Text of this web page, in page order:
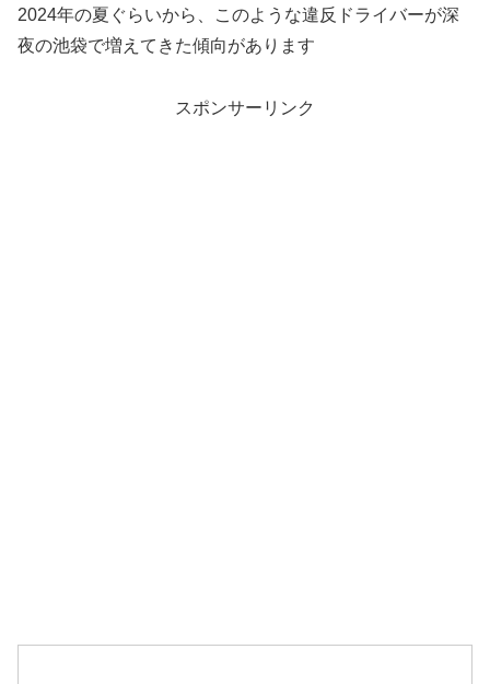
2024年の夏ぐらいから、このような違反ドライバーが深
夜の池袋で増えてきた傾向があります
スポンサーリンク